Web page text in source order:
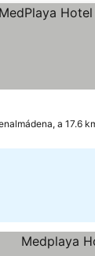
a 17.6